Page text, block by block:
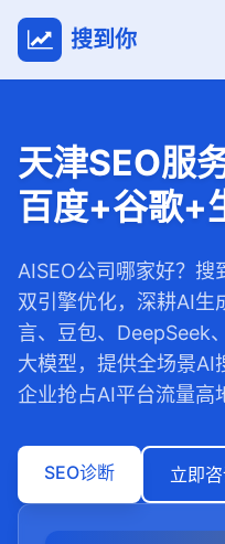
搜到你
天津SEO服
百度+谷歌+
AISEO公司哪家好？搜
双引擎优化，深耕AI生
言、豆包、DeepSeek
大模型，提供全场景AI
企业抢占AI平台流量高
SEO诊断 立即